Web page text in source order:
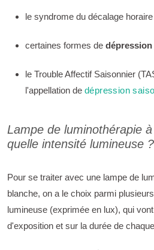
le syndrome du décalage
certaines formes de dépression
le Trouble Affectif Saisonnier
l'appellation de dépression
Lampe de luminothérapie
quelle intensité lumineuse ?
Pour se traiter avec une lampe de
blanche, on a le choix parmi
lumineuse (exprimée en lux), qui
d'exposition et sur la durée de